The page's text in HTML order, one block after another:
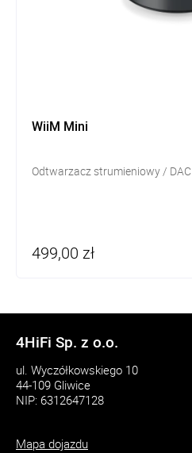
WiiM Mini
Odtwarzacz strumieniowy / DAC
499,00 zł
4HiFi Sp. z o.o.
ul. Wyczółkowskiego 10
44-109 Gliwice
NIP: 6312647128
Mapa dojazdu